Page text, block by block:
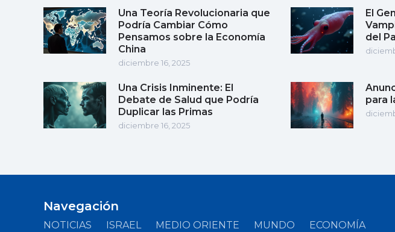
Una Teoría Revolucionaria que
Podría Cambiar Cómo
Pensamos sobre la Economía
China
diciembre 16, 2025
El
del
Una Crisis Inminente: El
Debate de Salud que Podría
Duplicar las Primas
diciembre 16, 2025
para
Navegación
NOTICIAS ISRAEL MEDIO ORIENTE MUNDO
ECONOMÍA